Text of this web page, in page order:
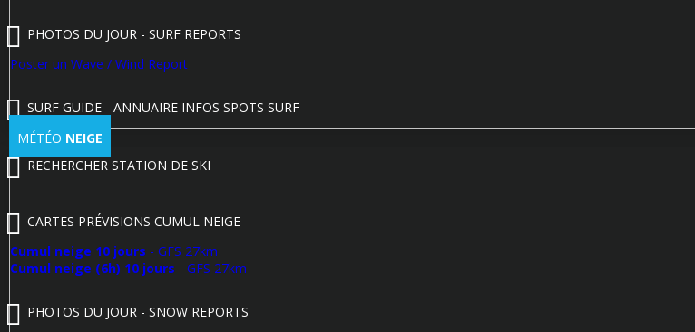
PHOTOS DU JOUR - SURF REPORTS
Poster un Wave / Wind Report
SURF GUIDE - ANNUAIRE INFOS SPOTS SURF
MÉTÉO NEIGE
RECHERCHER STATION DE SKI
CARTES PRÉVISIONS CUMUL NEIGE
Cumul neige 10 jours - GFS 27km
Cumul neige (6h) 10 jours - GFS 27km
PHOTOS DU JOUR - SNOW REPORTS